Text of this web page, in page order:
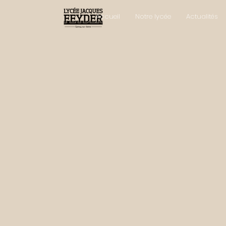
Accueil Notre lycée Actualités